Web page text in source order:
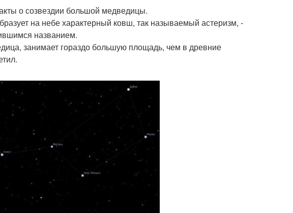
о созвездии большой медведицы.
на небе характерный ковш, так называемый астеризм, -
названием.
занимает гораздо большую площадь, чем в древние